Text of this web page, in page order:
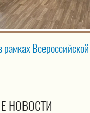
НОВОСТИ